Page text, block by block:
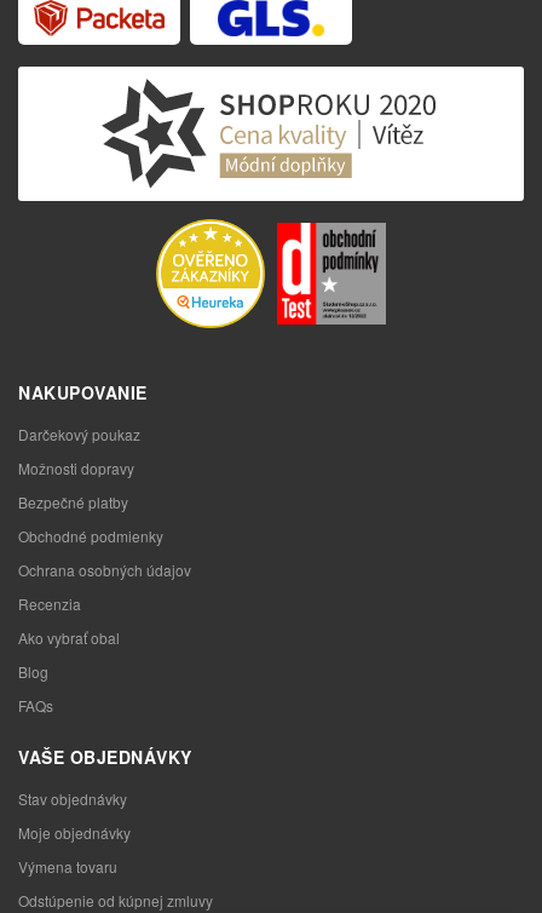
NAKUPOVANIE
Darčekový poukaz
Možnosti dopravy
Bezpečné platby
Obchodné podmienky
Ochrana osobných údajov
Recenzia
Ako vybrať obal
Blog
FAQs
VAŠE OBJEDNÁVKY
Stav objednávky
Moje objednávky
Výmena tovaru
Odstúpenie od kúpnej zmluvy